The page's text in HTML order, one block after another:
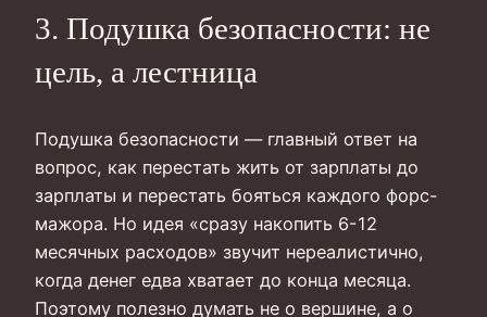
3. Подушка безопасности: не
цель, а лестница
Подушка безопасности — главный ответ на
вопрос, как перестать жить от зарплаты до
зарплаты и перестать бояться каждого форс-
мажора. Но идея «сразу накопить 6-12
месячных расходов» звучит нереалистично,
когда денег едва хватает до конца месяца.
Поэтому полезно думать не о вершине, а о